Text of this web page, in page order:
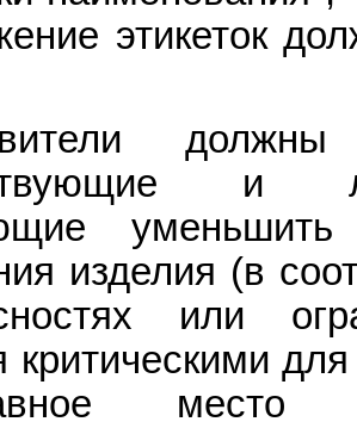
этикеток
должны
и
уменьшить
изделия (в
или
критическими
место